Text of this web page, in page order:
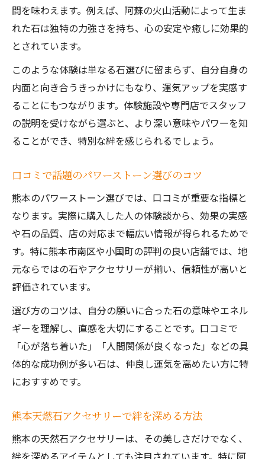
パワーストーンアクセサリーで仲良し運気向
上
地元口コミで選ぶパワーストーン旅の醍醐
味
開運願うなら地元発のパワーストーンへ
熊本天燃石専門店でパワーストーンを選ぶ
理由
開運を叶えるパワーストーンの選び方を解
口コミが教えるパワーストーン活用の実際
地元発パワーストーンで運気を高めるコツ
評判の良い店選びで安心のパワーストーン
体験
熊本の特産品と天然石で運気アップ実感
熊本の特産品とパワーストーンの相乗効果
天然石アクセサリーで毎日運気アップ体験
口コミで話題の運気アップ特産品と石の選
び方
熊本の特産品とパワーストーンの楽しみ方
阿蘇パワースポット石の魅力と活用法解説
パワーストーンで日常に癒しを取り入れる
間を味わえます。例えば、阿蘇の火山活動によって生ま
れた石は独特の力強さを持ち、心の安定や癒しに効果的
とされています。
このような体験は単なる石選びに留まらず、自分自身の
内面と向き合うきっかけにもなり、運気アップを実感す
ることにもつながります。体験施設や専門店でスタッフ
の説明を受けながら選ぶと、より深い意味やパワーを知
ることができ、特別な絆を感じられるでしょう。
口コミで話題のパワーストーン選びのコツ
熊本のパワーストーン選びでは、口コミが重要な指標と
なります。実際に購入した人の体験談から、効果の実感
や石の品質、店の対応まで幅広い情報が得られるためで
す。特に熊本市南区や小国町の評判の良い店舗では、地
元ならではの石やアクセサリーが揃い、信頼性が高いと
評価されています。
選び方のコツは、自分の願いに合った石の意味やエネル
ギーを理解し、直感を大切にすることです。口コミで
「心が落ち着いた」「人間関係が良くなった」などの具
体的な成功例が多い石は、仲良し運気を高めたい方に特
におすすめです。
熊本天燃石アクセサリーで絆を深める方法
熊本の天然石アクセサリーは、その美しさだけでなく、
絆を深めるアイテムとしても注目されています。特に阿